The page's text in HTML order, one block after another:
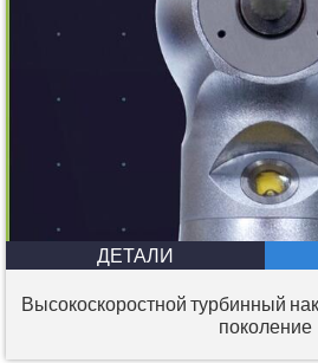
ДЕТАЛИ
Высокоскоростной турбинный
поколение